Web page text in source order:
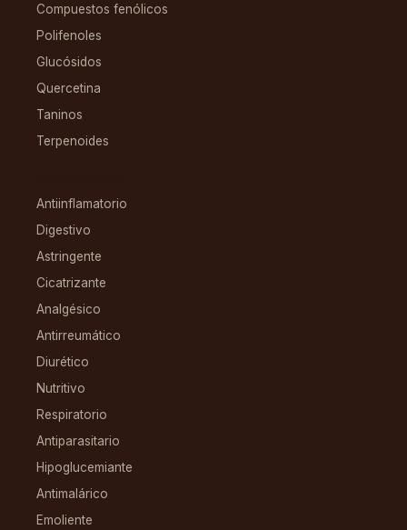
Compuestos fenólicos
Polifenoles
Glucósidos
Quercetina
Taninos
Terpenoides
Antiinflamatorio
Digestivo
Astringente
Cicatrizante
Analgésico
Antirreumático
Diurético
Nutritivo
Respiratorio
Antiparasitario
Hipoglucemiante
Antimalárico
Emoliente